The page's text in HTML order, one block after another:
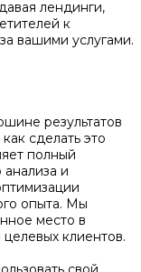
лендинги,
к
вашими услугами.
результатов
сделать это
полный
анализа и
опыта. Мы
место в
клиентов.